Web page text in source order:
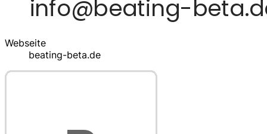
Webseite
beating-beta.de